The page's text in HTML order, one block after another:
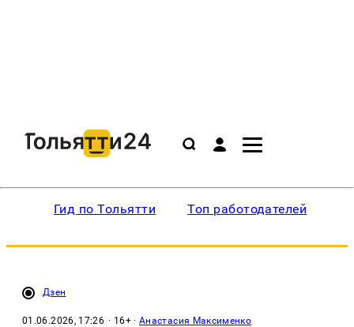
Гид по Тольятти Топ работодателей
Дзен
01.06.2026, 17:26 · 16+ ·Анастасия Максименко